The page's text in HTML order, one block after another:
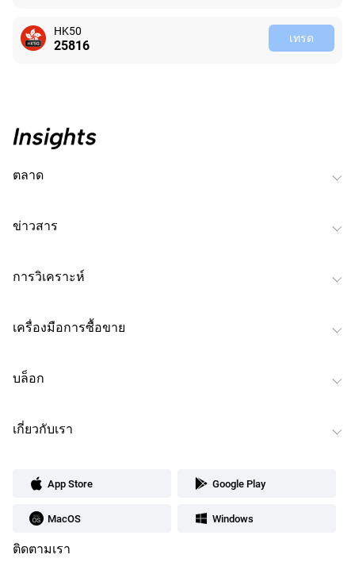
HK50
25816 เทรด
ตลาด
ข่าวสาร
การวิเคราะห์
เครื่องมือการซื้อขาย
บล็อก
เกี่ยวกับเรา
App Store Google Play
MacOS Windows
ติดตามเรา